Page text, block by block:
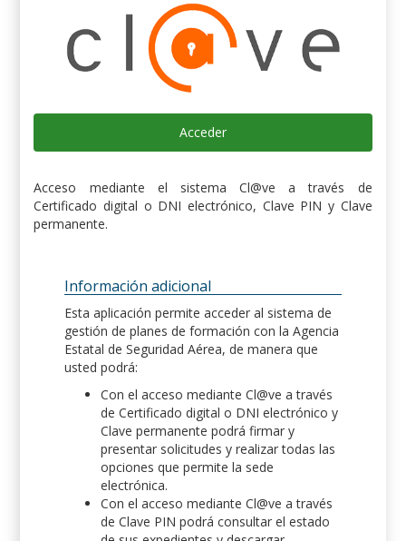
Acceder
Acceso mediante el sistema Cl@ve a través de
Certificado digital o DNI electrónico, Clave PIN y Clave
permanente.
Información adicional
Esta aplicación permite acceder al sistema de
gestión de planes de formación con la Agencia
Estatal de Seguridad Aérea, de manera que
usted podrá:
Con el acceso mediante Cl@ve a través
de Certificado digital o DNI electrónico y
Clave permanente podrá firmar y
presentar solicitudes y realizar todas las
opciones que permite la sede
electrónica.
Con el acceso mediante Cl@ve a través
de Clave PIN podrá consultar el estado